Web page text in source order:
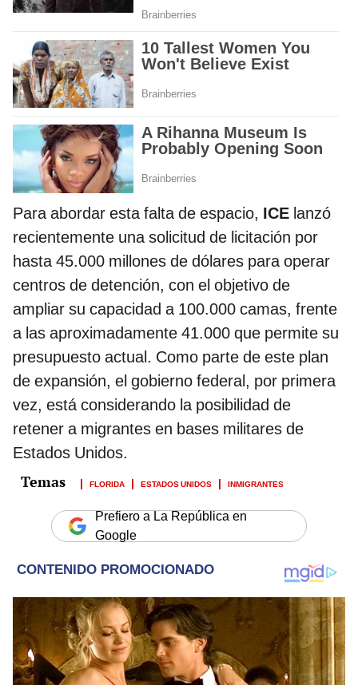
Para abordar esta falta de espacio,
recientemente una solicitud de licitación por
hasta 45.000 millones de dólares para operar
centros de detención, con el objetivo de
ampliar su capacidad a 100.000 camas, frente
a las aproximadamente 41.000 que permite su
presupuesto actual. Como parte de este plan
de expansión, el gobierno federal, por primera
vez, está considerando la posibilidad de
retener a migrantes en bases militares de
Estados Unidos.
Google